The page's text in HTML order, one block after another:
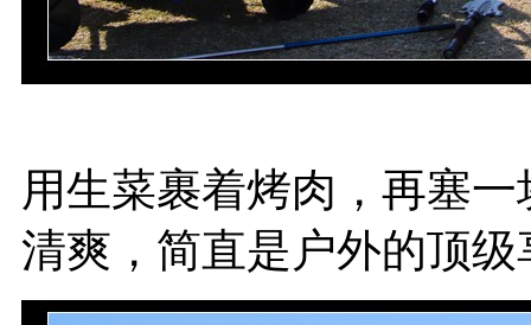
用生菜裹着烤肉，再塞
清爽，简直是户外的顶级